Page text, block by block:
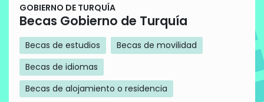
GOBIERNO DE TURQUÍA
Becas Gobierno de Turquía
Becas de estudios
Becas de movilidad
Becas de idiomas
Becas de alojamiento o residencia